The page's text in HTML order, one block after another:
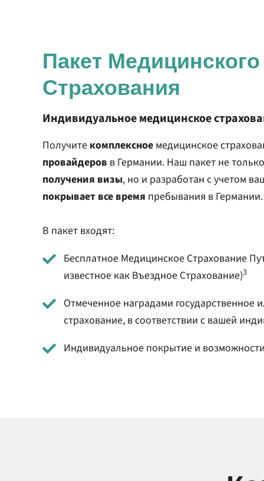
Пакет Медицинского
Страхования
Индивидуальное медицинское
Получите комплексное медицинское
провайдеров в Германии. Наш пакет не
получения визы, но и разработан с учетом
покрывает все время пребывания в
В пакет входят:
Бесплатное Медицинское Страхование
известное как Въездное Страхование)3
Отмеченное наградами государственное
страхование, в соответствии с вашей
Индивидуальное покрытие и